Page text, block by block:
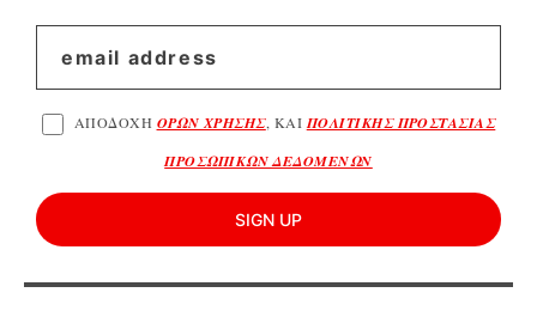
ΑΠΟΔΟΧΗ ΟΡΩΝ ΧΡΗΣΗΣ, ΚΑΙΠΟΛΙΤΙΚΗΣ ΠΡΟΣΤΑΣΙΑΣ
ΠΡΟΣΩΠΙΚΩΝ ΔΕΔΟΜΕΝΩΝ
SIGN UP